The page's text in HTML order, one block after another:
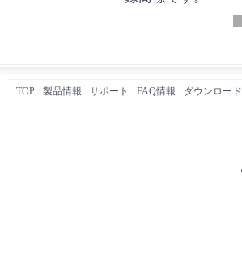
TOP 製品情報 サポート FAQ情報 ダウンロード